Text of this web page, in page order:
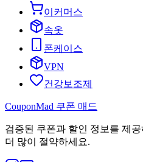
이커머스
속옷
폰케이스
VPN
건강보조제
CouponMad 쿠폰 매드
검증된 쿠폰과 할인 정보를 제
더 많이 절약하세요.